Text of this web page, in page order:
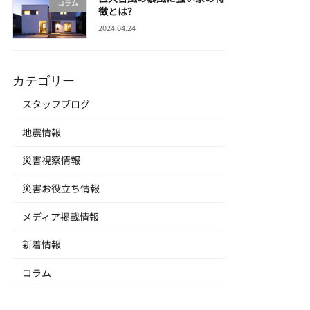
コラム
徴とは?
2024.04.24
カテゴリー
スタッフブログ
地震情報
災害視察情報
災害お役立ち情報
メディア掲載情報
新着情報
コラム